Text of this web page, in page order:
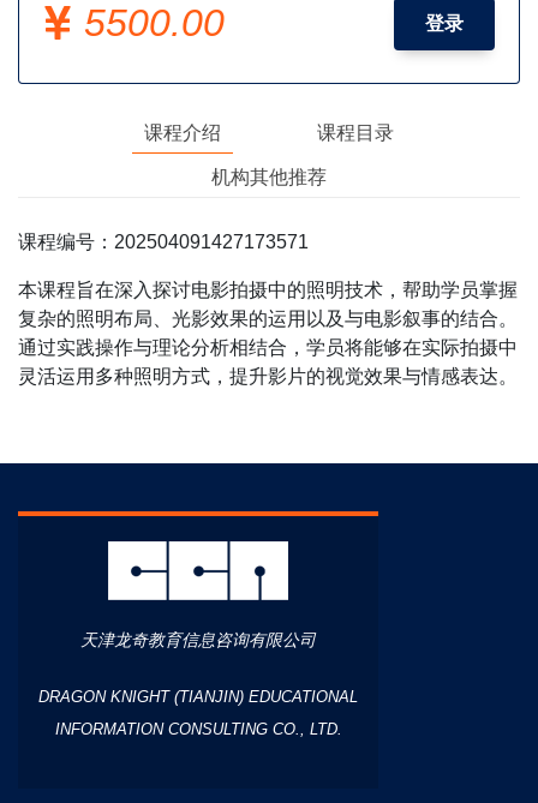
5500.00 登录
课程介绍 课程目录
机构其他推荐
课程编号：202504091427173571
本课程旨在深入探讨电影拍摄中的照明技术，帮助学员掌握
复杂的照明布局、光影效果的运用以及与电影叙事的结合。
通过实践操作与理论分析相结合，学员将能够在实际拍摄中
灵活运用多种照明方式，提升影片的视觉效果与情感表达。
天津龙奇教育信息咨询有限公司
DRAGON KNIGHT (TIANJIN) EDUCATIONAL
INFORMATION CONSULTING CO., LTD.